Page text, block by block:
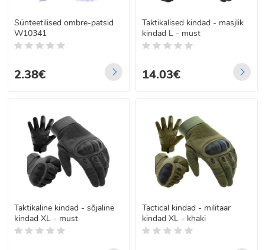
Sünteetilised ombre-patsid
W10341
2.38€
Taktikalised kindad - masjlik
kindad L - must
14.03€
Taktikaline kindad - sõjaline
kindad XL - must
Tactical kindad - militaar
kindad XL - khaki